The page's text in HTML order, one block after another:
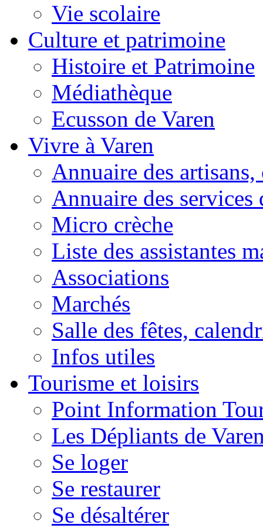
Vie scolaire
Culture et patrimoine
Histoire et Patrimoine
Médiathèque
Ecusson de Varen
Vivre à Varen
Annuaire des
Annuaire des services
Micro crèche
Liste des assistantes
Associations
Marchés
Salle des fêtes,
Infos utiles
Tourisme et loisirs
Point Information
Les Dépliants de
Se loger
Se restaurer
Se désaltérer